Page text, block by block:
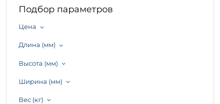
Подбор параметров
Цена
Длина (мм)
Высота (мм)
Ширина (мм)
Вес (кг)